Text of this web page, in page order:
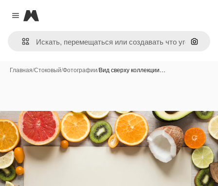
Close menu
Magnific
Поиск
Главная/Стоковый/Фотографии/Вид сверху коллекции…